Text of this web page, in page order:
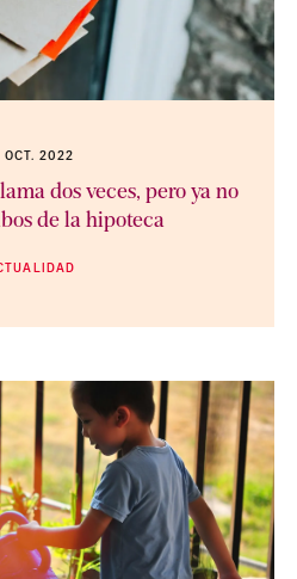
OCT. 2022
dos veces, pero ya no
de la hipoteca